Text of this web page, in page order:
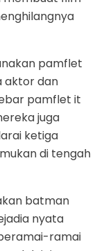
pamflet
aktor dan
pamflet it
juga
ketiga
di tengah
batman
nyata
ramai